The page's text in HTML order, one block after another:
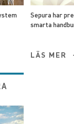
Sepura har
smarta
LÄS MER